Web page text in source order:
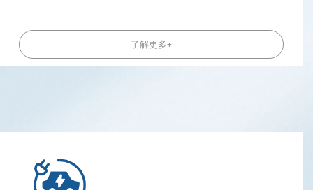
了解更多+